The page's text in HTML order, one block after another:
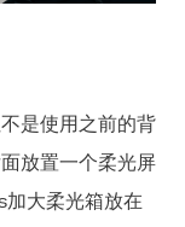
是使用之前的背
放置一个柔光屏
大柔光箱放在